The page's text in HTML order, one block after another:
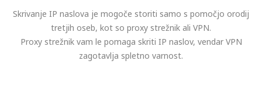
Skrivanje IP naslova je mogoče storiti samo s pomočjo orodij
tretjih oseb, kot so proxy strežnik ali VPN.
Proxy strežnik vam le pomaga skriti IP naslov, vendar VPN
zagotavlja spletno varnost.